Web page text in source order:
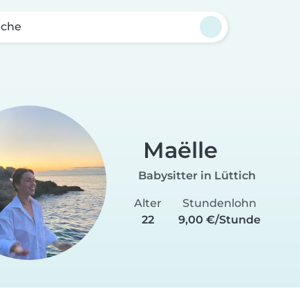
Maëlle
Babysitter in Lüttich
Alter
22
Stundenlohn
9,00 €/Stunde